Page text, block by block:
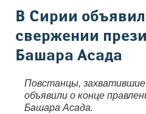
Вы здесь
В Сирии
свержении
Башара Асада
Повстанцы,
объявили о конце
Башара Асада.